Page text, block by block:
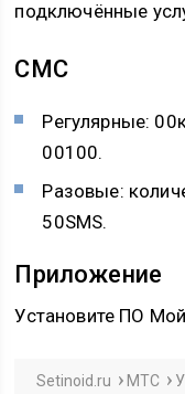
подключённые
СМС
Регулярные:
00100.
Разовые:
50SMS.
Приложение
Установите ПО
Setinoid.ru МТС